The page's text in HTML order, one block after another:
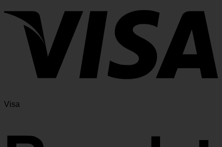
Visa